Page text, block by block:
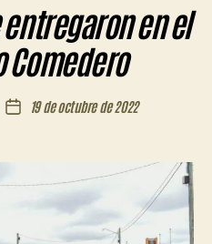
en el
Comedero
Fecha19 de octubre de 2022